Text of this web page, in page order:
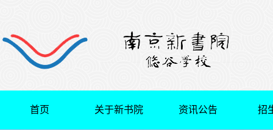
首页 关于新书院 资讯公告 招